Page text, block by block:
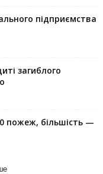
підприємства
загиблого
пожеж, більшість —